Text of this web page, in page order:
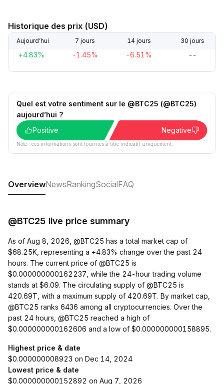
Historique des prix (USD)
Aujourd’hui 7 jours 14 jours 30 jours
+4.83% -1.45% -6.51% --
Quel est votre sentiment sur le @BTC25 (@BTC25)
aujourd’hui ?
Positive
Negative
Note : ces informations sont fournies à titre indicatif uniquement.
OverviewNewsRankingSocialFAQ
@BTC25 live price summary
As of Aug 8, 2026, @BTC25 has a total market cap of
$68.25K, representing a +4.83% change over the past 24
hours. The current price of @BTC25 is
$0.000000000162237, while the 24-hour trading volume
stands at $6.09. The circulating supply of @BTC25 is
420.69T, with a maximum supply of 420.69T. By market cap,
@BTC25 ranks 6436 among all cryptocurrencies. Over the
past 24 hours, @BTC25 reached a high of
$0.000000000162606 and a low of $0.000000000158895.
Highest price & date
$0.000000008923 on Dec 14, 2024
Lowest price & date
$0.000000000152892 on Aug 7, 2026